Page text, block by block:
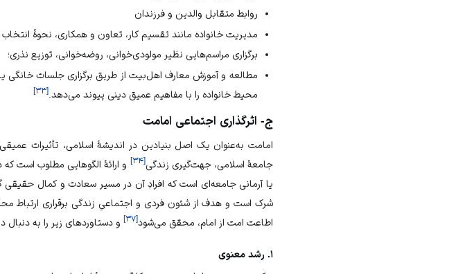
روابط متقابل والدین و فرزندان
مدیریت خانواده مانند تقسیم کار، تعاون و همکاری، نحوهٔ
برگزاری مراسم‌هایی نظیر مولودی‌خوانی، روضه‌خوانی، توزیع نذری؛
مطالعه و آموزش معارف اهل‌بیت از طریق برگزاری جلسات خانگی
محیط خانواده را با مفاهیم عمیق دینی پیوند می‌دهد.[۳۳]
ج- اثرگذاری اجتماعی امامت
امامت به‌عنوان یک اصل بنیادین در اندیشهٔ اسلامی، تأثیرات
جامعهٔ اسلامی، جهت‌گیری زندگی[۳۴] و ارائهٔ الگوهایی مطلوب است
یا آرمانی جامعه‌ای است که افرادِ آن در مسیر سعادت و کمال حقیقی
شرک است و هدف از شئون فردی و اجتماعیِ زندگی برقراری ارتباط
اطاعت امت از امام، محقق می‌شود[۳۷] و دستاوردهای زیر را به دنبال
۱. رشد معنوی